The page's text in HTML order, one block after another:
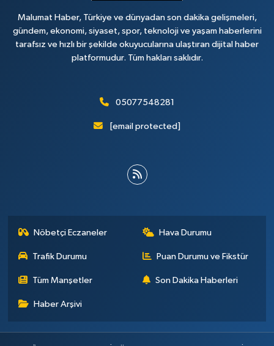
Malumat Haber, Türkiye ve dünyadan son dakika gelişmeleri,
gündem, ekonomi, siyaset, spor, teknoloji ve yaşam haberlerini
tarafsız ve hızlı bir şekilde okuyucularına ulaştıran dijital haber
platformudur. Tüm hakları saklıdır.
05077548281
[email protected]
Nöbetçi Eczaneler Hava Durumu
Trafik Durumu Puan Durumu ve Fikstür
Tüm Manşetler Son Dakika Haberleri
Haber Arşivi